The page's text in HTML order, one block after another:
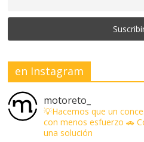
en Instagram
motoreto_
💡Hacemos que un
con menos esfuerzo 🚗
una solución